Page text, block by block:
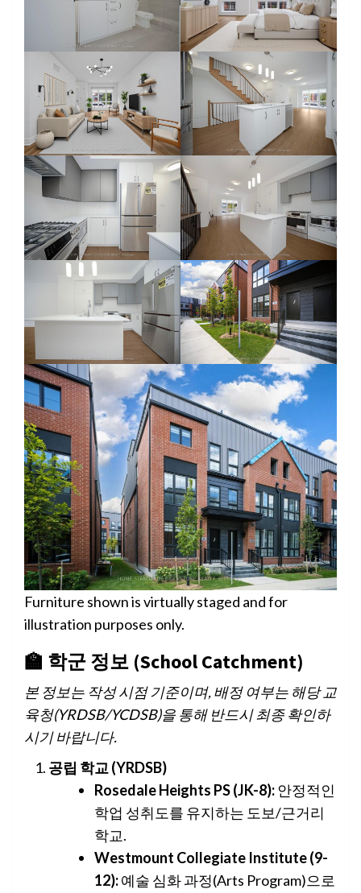
Furniture shown is virtually staged and for
illustration purposes only.
🏫 학군 정보 (School Catchment)
본 정보는 작성 시점 기준이며, 배정 여부는 해당 교
육청(YRDSB/YCDSB)을 통해 반드시 최종 확인하
시기 바랍니다.
공립 학교 (YRDSB)
Rosedale Heights PS (JK-8):안정적인
학업 성취도를 유지하는 도보/근거리
학교.
Westmount Collegiate Institute (9-
12):예술 심화 과정(Arts Program)으로